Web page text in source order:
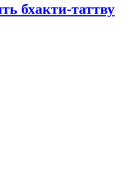
бхакти-таттву